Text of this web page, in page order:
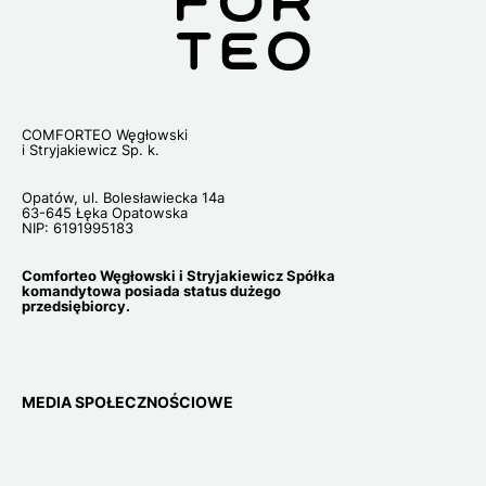
COMFORTEO Węgłowski
i Stryjakiewicz Sp. k.
Opatów, ul. Bolesławiecka 14a
63-645 Łęka Opatowska
NIP: 6191995183
Comforteo Węgłowski i Stryjakiewicz Spółka
komandytowa posiada status dużego
przedsiębiorcy.
MEDIA SPOŁECZNOŚCIOWE